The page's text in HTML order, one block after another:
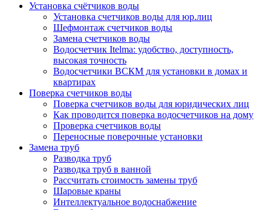
Установка счётчиков воды
Установка счетчиков воды для юр.лиц
Шефмонтаж счетчиков воды
Замена счетчиков воды
Водосчетчик Itelma: удобство, доступность,
высокая точность
Водосчетчики ВСКМ для установки в домах и
квартирах
Поверка счетчиков воды
Поверка счетчиков воды для юридических лиц
Как проводится поверка водосчетчиков на дому
Проверка счетчиков воды
Переносные поверочные установки
Замена труб
Разводка труб
Разводка труб в ванной
Рассчитать стоимость замены труб
Шаровые краны
Интеллектуальное водоснабжение